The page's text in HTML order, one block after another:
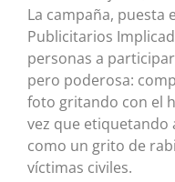
La campaña, puesta
Publicitarios
personas a
pero poderosa:
foto gritando con el
vez que etiquetando
como un grito de
víctimas civiles.